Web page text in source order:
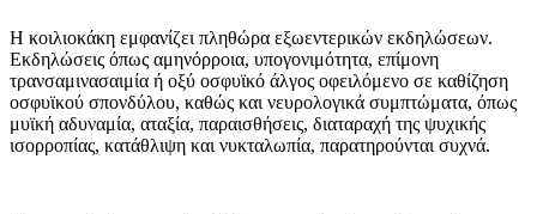
Η κοιλιοκάκη εμφανίζει πληθώρα εξωεντερικών εκδηλώσεων.
Εκδηλώ­σεις όπως αμηνόρροια, υπογονιμότητα, επίμονη
τρανσαμινασαιμία ή οξύ οσφυϊκό άλγος οφειλόμενο σε καθί­ζηση
οσφυϊκού σπονδύλου, καθώς και νευρολογικά συμπτώματα, όπως
μυϊκή αδυναμία, αταξία, παραισθή­σεις, διαταραχή της ψυχικής
ισορ­ροπίας, κατάθλιψη και νυκταλωπία, παρατηρούνται συχνά.